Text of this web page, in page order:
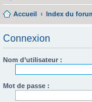
Accueil Index du
Connexion
Nom d’utilisateur :
Mot de passe :